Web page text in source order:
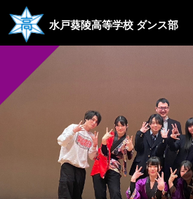
水戸葵陵高等学校 ダンス部